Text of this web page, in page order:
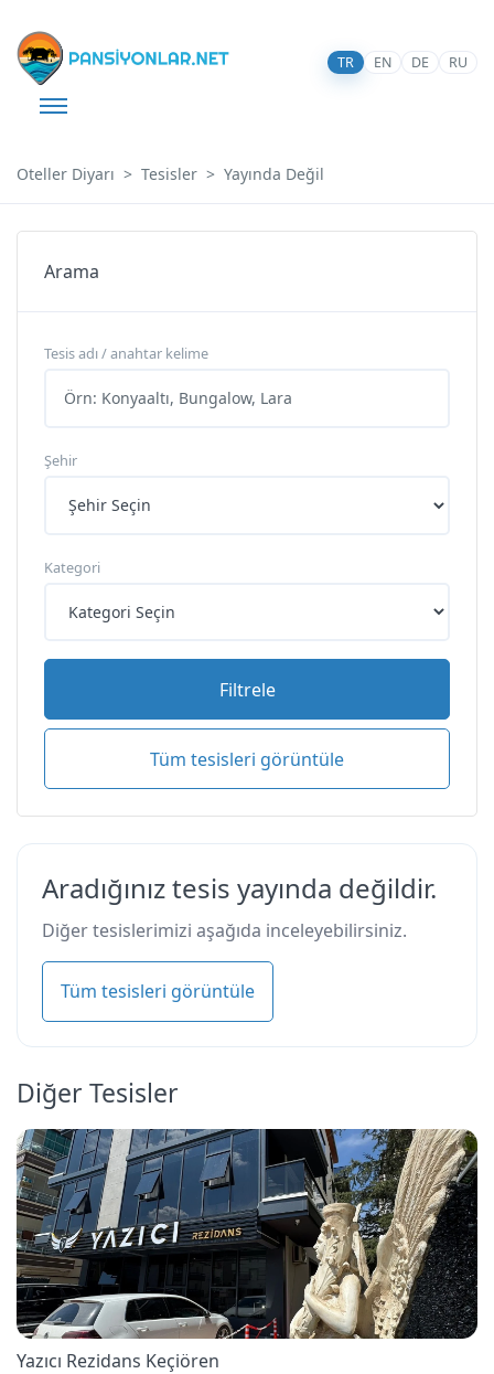
TR EN DE RU
Oteller Diyarı Tesisler Yayında Değil
Arama
Tesis adı / anahtar kelime
Şehir
Kategori
Filtrele
Tüm tesisleri görüntüle
Aradığınız tesis yayında değildir.
Diğer tesislerimizi aşağıda inceleyebilirsiniz.
Tüm tesisleri görüntüle
Diğer Tesisler
Yazıcı Rezidans Keçiören